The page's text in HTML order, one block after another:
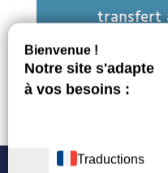
transfert
Femme
Politique